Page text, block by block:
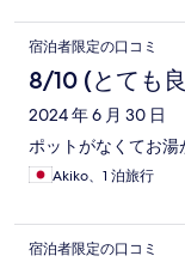
た。
宿泊者限定の口コミ
8/10 (とても
2024 年 6 月 30 日
ポットがなくてお
Akiko、1 泊旅行
宿泊者限定の口コミ